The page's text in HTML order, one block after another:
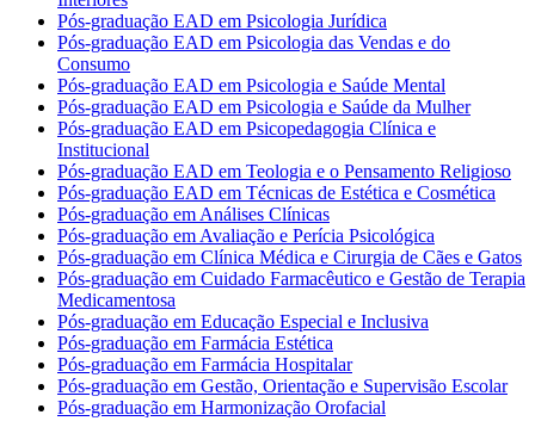
Pós-graduação EAD em Psicologia Jurídica
Pós-graduação EAD em Psicologia das Vendas e do
Consumo
Pós-graduação EAD em Psicologia e Saúde Mental
Pós-graduação EAD em Psicologia e Saúde da Mulher
Pós-graduação EAD em Psicopedagogia Clínica e
Institucional
Pós-graduação EAD em Teologia e o Pensamento Religioso
Pós-graduação EAD em Técnicas de Estética e Cosmética
Pós-graduação em Análises Clínicas
Pós-graduação em Avaliação e Perícia Psicológica
Pós-graduação em Clínica Médica e Cirurgia de Cães e Gatos
Pós-graduação em Cuidado Farmacêutico e Gestão de Terapia
Medicamentosa
Pós-graduação em Educação Especial e Inclusiva
Pós-graduação em Farmácia Estética
Pós-graduação em Farmácia Hospitalar
Pós-graduação em Gestão, Orientação e Supervisão Escolar
Pós-graduação em Harmonização Orofacial